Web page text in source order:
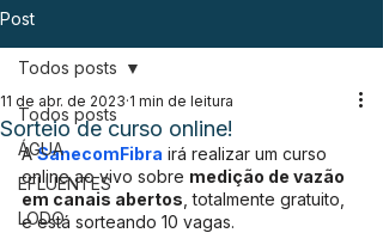
Post
Todos posts
ÁGUA
EFLUENTES
LODO
Todos posts
Sorteio de curso online!
11 de abr. de 2023 1 min de leitura
A SanecomFibra irá realizar um curso
online ao vivo sobre medição de vazão
em canais abertos , totalmente gratuito,
e está sorteando 10 vagas.